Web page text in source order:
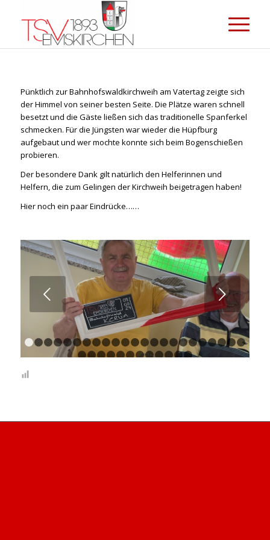
Pünktlich zur Bahnhofswaldkirchweih am Vatertag zeigte sich
der Himmel von seiner besten Seite. Die Plätze waren schnell
besetzt und die Gäste ließen sich das traditionelle Spanferkel
schmecken. Für die Jüngsten war wieder die Hüpfburg
aufgebaut und wer mochte konnte sich beim Bogenschießen
probieren.
Der besondere Dank gilt natürlich den Helferinnen und
Helfern, die zum Gelingen der Kirchweih beigetragen haben!
Hier noch ein paar Eindrücke……
Weiter
1 2 3 4 5 6 7 8 9 1011121314151617
242526272829303132333435